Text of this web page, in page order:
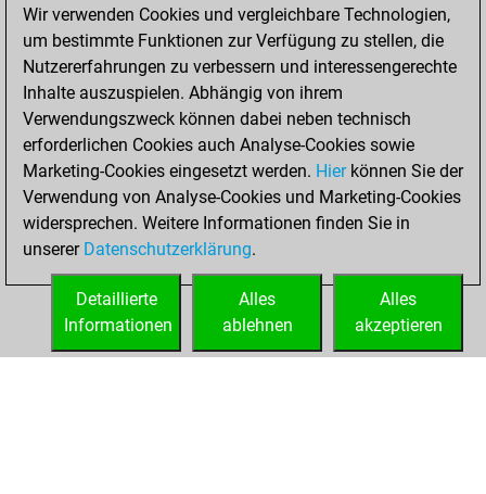
November 22,
2022
You won
against Fritz
Fritz
You achieved a
BeautyScore of 21
You achieved a
new Elo of 1636
You created
your Fritz account
Wir verwenden Cookies und vergleichbare Technologien,
um bestimmte Funktionen zur Verfügung zu stellen, die
Nutzererfahrungen zu verbessern und interessengerechte
Inhalte auszuspielen. Abhängig von ihrem
Verwendungszweck können dabei neben technisch
erforderlichen Cookies auch Analyse-Cookies sowie
Marketing-Cookies eingesetzt werden. Hierkönnen Sie der
Verwendung von Analyse-Cookies und Marketing-Cookies
widersprechen. Weitere Informationen finden Sie in
unserer Datenschutzerklärung.
Alles
akzeptieren
Alles
ablehnen
Detaillierte
Informationen